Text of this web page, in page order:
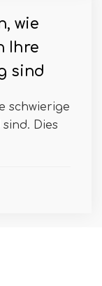
wie
Ihre
sind
schwierige
Dies